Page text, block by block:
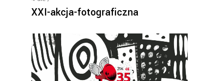
XXI-akcja-fotograficzna